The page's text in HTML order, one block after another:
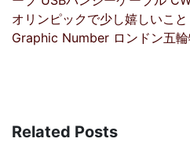
オリンピックで少し嬉しいこ
Graphic Number ロンドン五輪
Related Posts